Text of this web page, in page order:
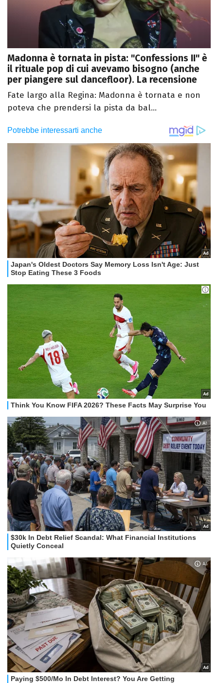
Madonna è tornata in pista: "Confessions II" è
il rituale pop di cui avevamo bisogno (anche
per piangere sul dancefloor). La recensione
Fate largo alla Regina: Madonna è tornata e non
poteva che prendersi la pista da bal...